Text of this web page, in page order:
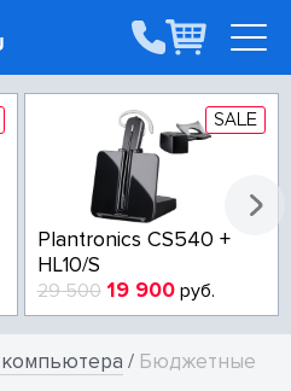
SALE
Plantronics CS540 +
HL10/S
29 500 19 900руб.
/ Бюджетные